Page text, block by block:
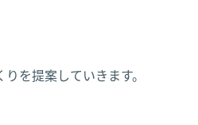
を提案していきます。